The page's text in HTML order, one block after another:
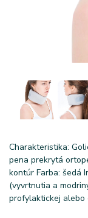
Charakteristika:
pena prekrytá
kontúr Farba: šedá
(vyvrtnutia a
profylaktickej alebo